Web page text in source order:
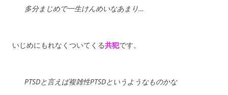
多分まじめで一生けんめいなあまり…
いじめにもれなくついてくる共犯です。
PTSDと言えば複雑性PTSDというようなものかな